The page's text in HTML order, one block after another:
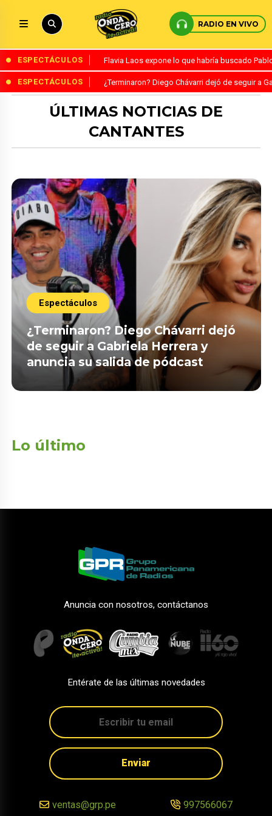
RADIO EN VIVO
ESPECTÁCULOS Flavia Laos expone lo que habría buscado
ESPECTÁCULOS ¿Terminaron? Diego Chávarri dejó de seguir a
ÚLTIMAS NOTICIAS DE
CANTANTES
Espectáculos
¿Terminaron? Diego Chávarri dejó
de seguir a Gabriela Herrera y
anuncia su salida de pódcast
Lo último
Anuncia con nosotros, contáctanos
Entérate de las últimas novedades
Enviar
ventas@grp.pe 997566067